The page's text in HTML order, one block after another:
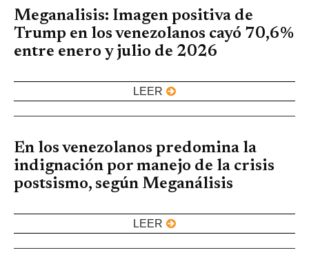
Meganalisis: Imagen positiva de
Trump en los venezolanos cayó 70,6%
entre enero y julio de 2026
LEER
En los venezolanos predomina la
indignación por manejo de la crisis
postsismo, según Meganálisis
LEER